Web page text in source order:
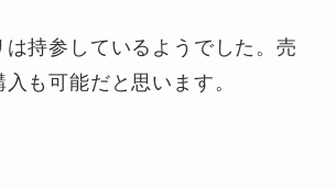
持参しているようでした。売
も可能だと思います。